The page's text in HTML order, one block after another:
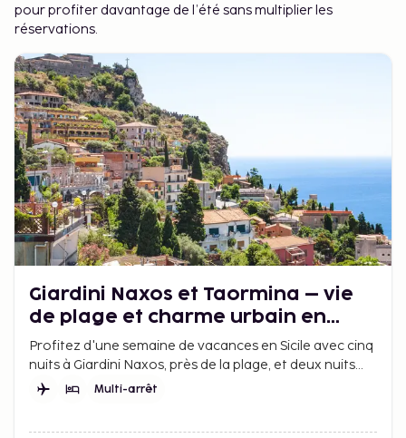
pour profiter davantage de l’été sans multiplier les
réservations.
Giardini Naxos et Taormina – vie
de plage et charme urbain en
Sicile
Profitez d'une semaine de vacances en Sicile avec cinq
nuits à Giardini Naxos, près de la plage, et deux nuits
dans la ville historique de Taormina.
Multi-arrêt